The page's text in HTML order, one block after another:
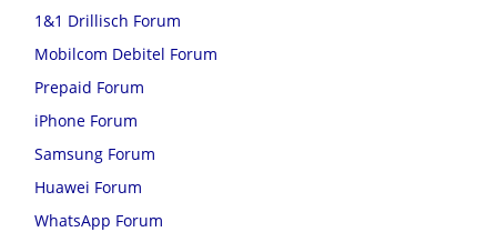
1&1 Drillisch Forum
Mobilcom Debitel Forum
Prepaid Forum
iPhone Forum
Samsung Forum
Huawei Forum
WhatsApp Forum